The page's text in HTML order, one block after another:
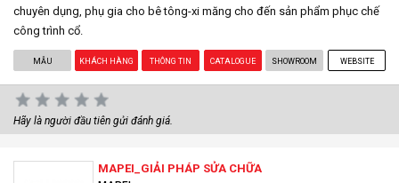
chuyên dụng, phụ gia cho bê tông-xi măng cho đến sản phẩm phục chế
công trình cổ.
MẪU KHÁCH HÀNG THÔNG TIN CATALOGUE SHOWROOM WEBSITE
Hãy là người đầu tiên gửi đánh giá.
MAPEI_GIẢI PHÁP SỬA CHỮA